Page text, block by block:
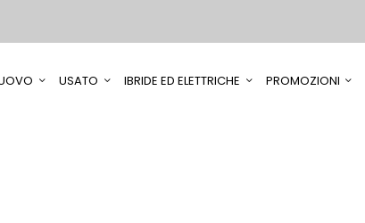
USATO IBRIDE ED ELETTRICHE PROMOZIONI